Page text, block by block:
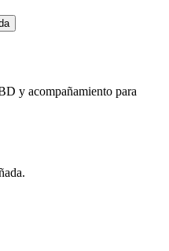
y acompañamiento para